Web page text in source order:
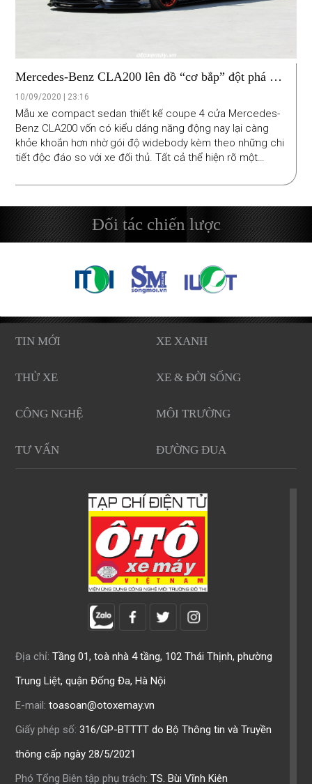
Mercedes-Benz CLA200 lên đồ “cơ bắp” đột phá tại
Sài Gòn
10/09/2020 | 23:16
Mẫu xe compact sedan thiết kế coupe 4 cửa Mercedes-
Benz CLA200 vốn có kiểu dáng năng động nay lại càng
khỏe khoắn hơn nhờ gói độ widebody kèm theo những chi
tiết độc đáo so với xe đối thủ. Tất cả thể hiện rõ một
2021 của dân chơi xe Việt.
Đối tác chiến lược
TIN MỚI XE XANH
THỬ XE XE & ĐỜI SỐNG
CÔNG NGHỆ MÔI TRƯỜNG
TƯ VẤN ĐƯỜNG ĐUA
Địa chỉ: Tầng 01, toà nhà 4 tầng, 102 Thái Thịnh, phường
Trung Liệt, quận Đống Đa, Hà Nội
E-mail: toasoan@otoxemay.vn
Giấy phép số: 316/GP-BTTTT do Bộ Thông tin và Truyền
thông cấp ngày 28/5/2021
Phó Tổng Biên tập phụ trách: TS. Bùi Vĩnh Kiên